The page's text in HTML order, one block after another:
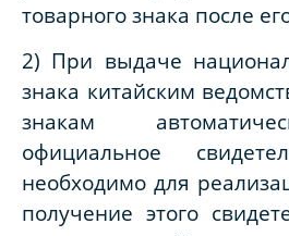
товарного знака после
2) При выдаче
знака китайским
знакам
официальное
необходимо для
получение этого